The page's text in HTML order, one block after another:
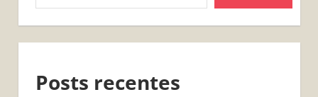
Posts recentes